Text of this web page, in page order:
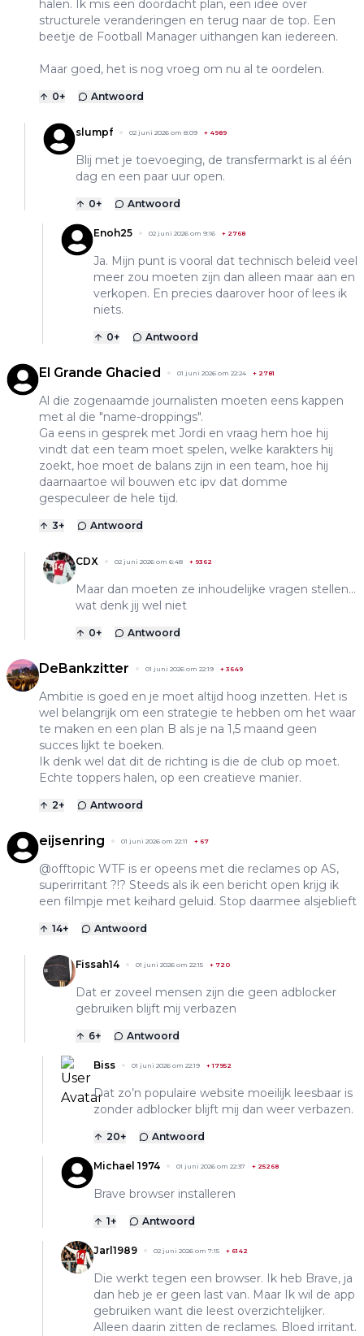
halen. Ik mis een doordacht plan, een idee over
structurele veranderingen en terug naar de top. Een
beetje de Football Manager uithangen kan iedereen.
Maar goed, het is nog vroeg om nu al te oordelen.
0+ Antwoord
slumpf 02 juni 2026 om 8:09 + 4989
Blij met je toevoeging, de transfermarkt is al één
dag en een paar uur open.
0+ Antwoord
Enoh25 02 juni 2026 om 9:16 + 2768
Ja. Mijn punt is vooral dat technisch beleid veel
meer zou moeten zijn dan alleen maar aan en
verkopen. En precies daarover hoor of lees ik
niets.
0+ Antwoord
El Grande Ghacied 01 juni 2026 om 22:24 + 2781
Al die zogenaamde journalisten moeten eens kappen
met al die "name-droppings".
Ga eens in gesprek met Jordi en vraag hem hoe hij
vindt dat een team moet spelen, welke karakters hij
zoekt, hoe moet de balans zijn in een team, hoe hij
daarnaartoe wil bouwen etc ipv dat domme
gespeculeer de hele tijd.
3+ Antwoord
CDX 02 juni 2026 om 6:48 + 9362
Maar dan moeten ze inhoudelijke vragen stellen...
wat denk jij wel niet
0+ Antwoord
DeBankzitter 01 juni 2026 om 22:19 + 3649
Ambitie is goed en je moet altijd hoog inzetten. Het is
wel belangrijk om een strategie te hebben om het waar
te maken en een plan B als je na 1,5 maand geen
succes lijkt te boeken.
Ik denk wel dat dit de richting is die de club op moet.
Echte toppers halen, op een creatieve manier.
2+ Antwoord
eijsenring 01 juni 2026 om 22:11 + 67
@offtopic WTF is er opeens met die reclames op AS,
superirritant ?!? Steeds als ik een bericht open krijg ik
een filmpje met keihard geluid. Stop daarmee alsjeblieft
14+ Antwoord
Fissah14 01 juni 2026 om 22:15 + 720
Dat er zoveel mensen zijn die geen adblocker
gebruiken blijft mij verbazen
6+ Antwoord
Biss 01 juni 2026 om 22:19 +17952
Dat zo’n populaire website moeilijk leesbaar is
zonder adblocker blijft mij dan weer verbazen.
20+ Antwoord
Michael 1974 01 juni 2026 om 22:37 + 25268
Brave browser installeren
1+ Antwoord
Jarl1989 02 juni 2026 om 7:15 + 6142
Die werkt tegen een browser. Ik heb Brave, ja
dan heb je er geen last van. Maar Ik wil de app
gebruiken want die leest overzichtelijker.
Alleen daarin zitten de reclames. Bloed irritant.